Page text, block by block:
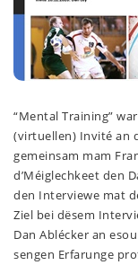
“Mental Training”
(virtuellen) Invité an
gemeinsam mam
d’Méiglechkeet den
den Interviewe mat
Ziel bei dësem
Dan Ablécker an
sengen Erfarunge